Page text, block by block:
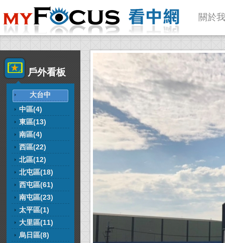
關於
戶外看板
大台中
中區(4)
東區(13)
南區(4)
西區(22)
北區(12)
北屯區(18)
西屯區(61)
南屯區(23)
太平區(1)
大里區(11)
烏日區(8)